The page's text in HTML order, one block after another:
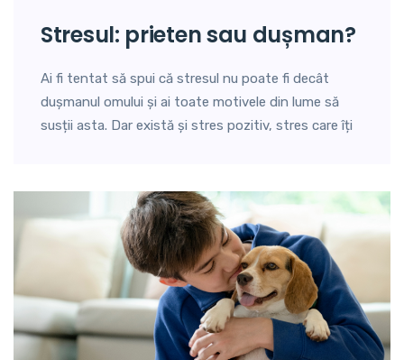
stresul: prieten sau dușman?
Ai fi tentat să spui că stresul nu poate fi decât
dușmanul omului și ai toate motivele din lume să
susții asta. Dar există și stres pozitiv, stres care îți